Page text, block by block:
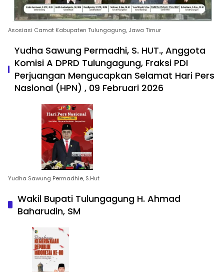
Asosiasi Camat Kabupaten Tulungagung, Jawa Timur
Yudha Sawung Permadhi, S. HUT., Anggota
Komisi A DPRD Tulungagung, Fraksi PDI
Perjuangan Mengucapkan Selamat Hari Pers
Nasional (HPN) , 09 Februari 2026
Yudha Sawung Permadhie, S.Hut
Wakil Bupati Tulungagung H. Ahmad
Baharudin, SM